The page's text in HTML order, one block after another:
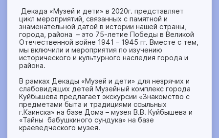
Декада «Музей и дети» в 2020г. представляет
цикл мероприятий, связанных с памятной и
знаменательной датой в истории нашей страны,
города, района – это 75-летие Победы в Великой
Отечественной войне 1941 – 1945 гг. Вместе с тем,
мы включили и мероприятия по изучению
исторического и культурного наследия города и
района.
В рамках Декады «Музей и дети» для незрячих и
слабовидящих детей Музейный комплекс города
Куйбышева предлагает экскурсии «Знакомство с
предметами быта и традициями ссыльных
г.Каинска» на базе Дома – музея В.В. Куйбышева и
«Тайны бабушкиного сундука» на базе
краеведческого музея.